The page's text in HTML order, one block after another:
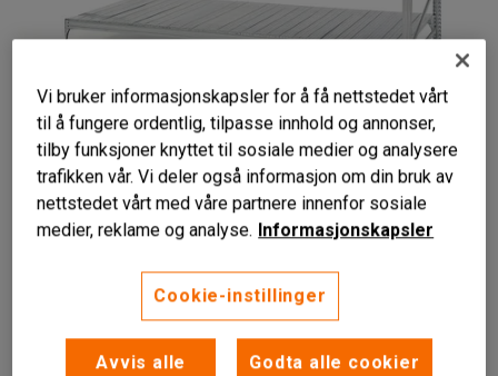
For universalreoler
Optimert oppbevaring
Påbyggsseksjon med gavl og tre hyller for universalreol.
Vi bruker informasjonskapsler for å få nettstedet vårt
til å fungere ordentlig, tilpasse innhold og annonser,
tilby funksjoner knyttet til sosiale medier og analysere
trafikken vår. Vi deler også informasjon om din bruk av
nettstedet vårt med våre partnere innenfor sosiale
medier, reklame og analyse. Informasjonskapsler
Cookie-instillinger
Avvis alle Godta alle cookier